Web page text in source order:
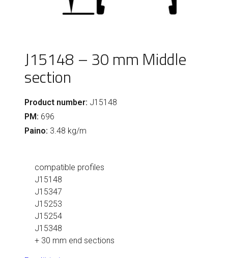
J15148 – 30 mm Middle
section
Product number: J15148
PM: 696
Paino: 3.48 kg/m
compatible profiles
J15148
J15347
J15253
J15254
J15348
+ 30 mm end sections